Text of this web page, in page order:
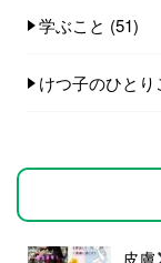
学ぶこと (51)
けつ子のひとり
皮膚